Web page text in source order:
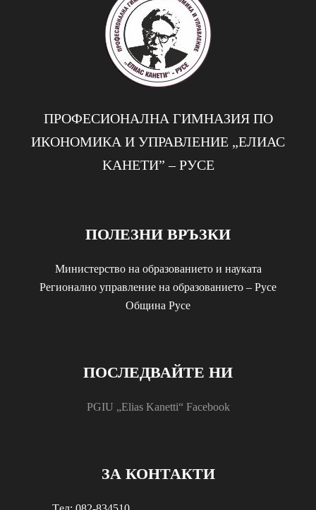
ПРОФЕСИОНАЛНА ГИМНАЗИЯ ПО
ИКОНОМИКА И УПРАВЛЕНИЕ „EЛИАС
KАНЕТИ” – РУСЕ
ПОЛЕЗНИ ВРЪЗКИ
Министерство на образованието и науката
Регионално управление на образованието – Русе
Община Русе
ПОСЛЕДВАЙТЕ НИ
PGIU „Elias Kanetti“ Facebook
ЗА КОНТАКТИ